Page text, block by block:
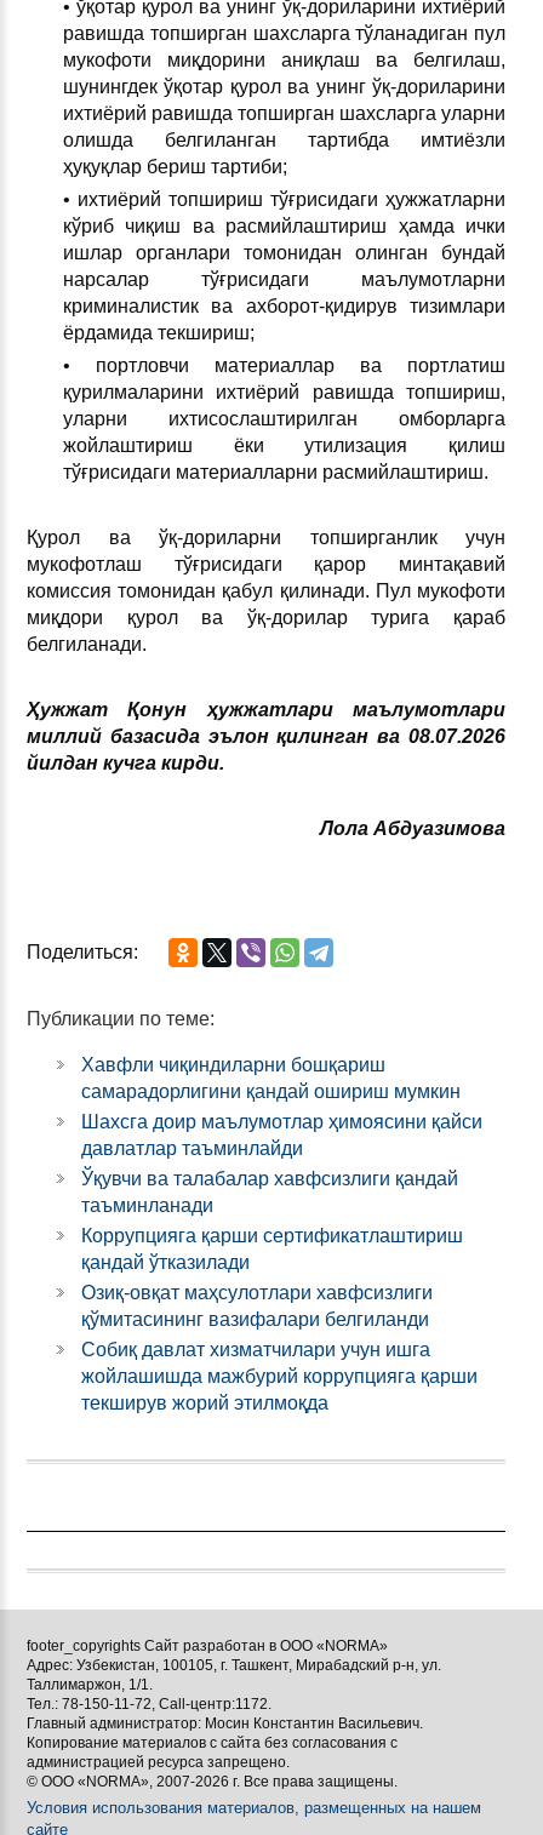
• ўқотар қурол ва унинг ўқ-дориларини ихтиёрий
равишда топширган шахсларга тўланадиган пул
мукофоти миқдорини аниқлаш ва белгилаш,
шунингдек ўқотар қурол ва унинг ўқ-дориларини
ихтиёрий равишда топширган шахсларга уларни
олишда белгиланган тартибда имтиёзли
ҳуқуқлар бериш тартиби;
• ихтиёрий топшириш тўғрисидаги ҳужжатларни
кўриб чиқиш ва расмийлаштириш ҳамда ички
ишлар органлари томонидан олинган бундай
нарсалар тўғрисидаги маълумотларни
криминалистик ва ахборот-қидирув тизимлари
ёрдамида текшириш;
• портловчи материаллар ва портлатиш
қурилмаларини ихтиёрий равишда топшириш,
уларни ихтисослаштирилган омборларга
жойлаштириш ёки утилизация қилиш
тўғрисидаги материалларни расмийлаштириш.
Қурол ва ўқ-дориларни топширганлик учун
мукофотлаш тўғрисидаги қарор минтақавий
комиссия томонидан қабул қилинади. Пул мукофоти
миқдори қурол ва ўқ-дорилар турига қараб
белгиланади.
Ҳужжат Қонун ҳужжатлари маълумотлари
миллий базасида эълон қилинган ва 08.07.2026
йилдан кучга кирди.
Лола Абдуазимова
Поделиться:
Публикации по теме:
Хавфли чиқиндиларни бошқариш
самарадорлигини қандай ошириш мумкин
Шахсга доир маълумотлар ҳимоясини қайси
давлатлар таъминлайди
Ўқувчи ва талабалар хавфсизлиги қандай
таъминланади
Коррупцияга қарши сертификатлаштириш
қандай ўтказилади
Озиқ-овқат маҳсулотлари хавфсизлиги
қўмитасининг вазифалари белгиланди
Собиқ давлат хизматчилари учун ишга
жойлашишда мажбурий коррупцияга қарши
текширув жорий этилмоқда
footer_copyrights Сайт разработан в ООО «NORMA»
Адрес: Узбекистан, 100105, г. Ташкент, Мирабадский р-н, ул.
Таллимаржон, 1/1.
Тел.: 78-150-11-72, Call-центр:1172.
Главный администратор: Мосин Константин Васильевич.
Копирование материалов с сайта без согласования с
администрацией ресурса запрещено.
© ООО «NORMA», 2007-2026 г. Все права защищены.
Условия использования материалов, размещенных на нашем
сайте